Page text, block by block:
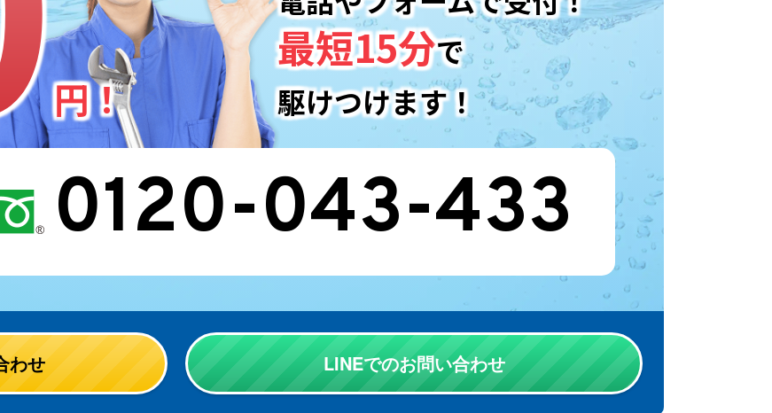
円！
最短15分で
駆けつけます！
0120-043-433
わせ LINEでのお問い合わせ